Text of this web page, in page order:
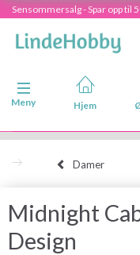
Sensommersalg - Spar opp til
Veksle navigasjon
Meny
Hjem
Damer
Midnight
Design